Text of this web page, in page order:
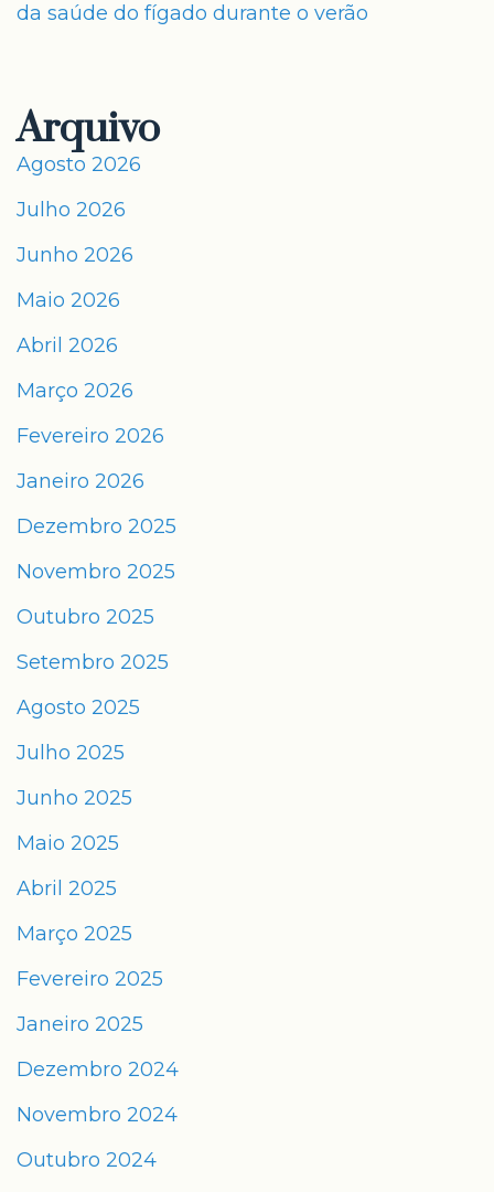
da saúde do fígado durante o verão
Arquivo
Agosto 2026
Julho 2026
Junho 2026
Maio 2026
Abril 2026
Março 2026
Fevereiro 2026
Janeiro 2026
Dezembro 2025
Novembro 2025
Outubro 2025
Setembro 2025
Agosto 2025
Julho 2025
Junho 2025
Maio 2025
Abril 2025
Março 2025
Fevereiro 2025
Janeiro 2025
Dezembro 2024
Novembro 2024
Outubro 2024